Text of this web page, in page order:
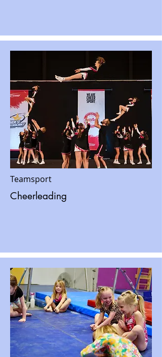
Teamsport
Cheerleading